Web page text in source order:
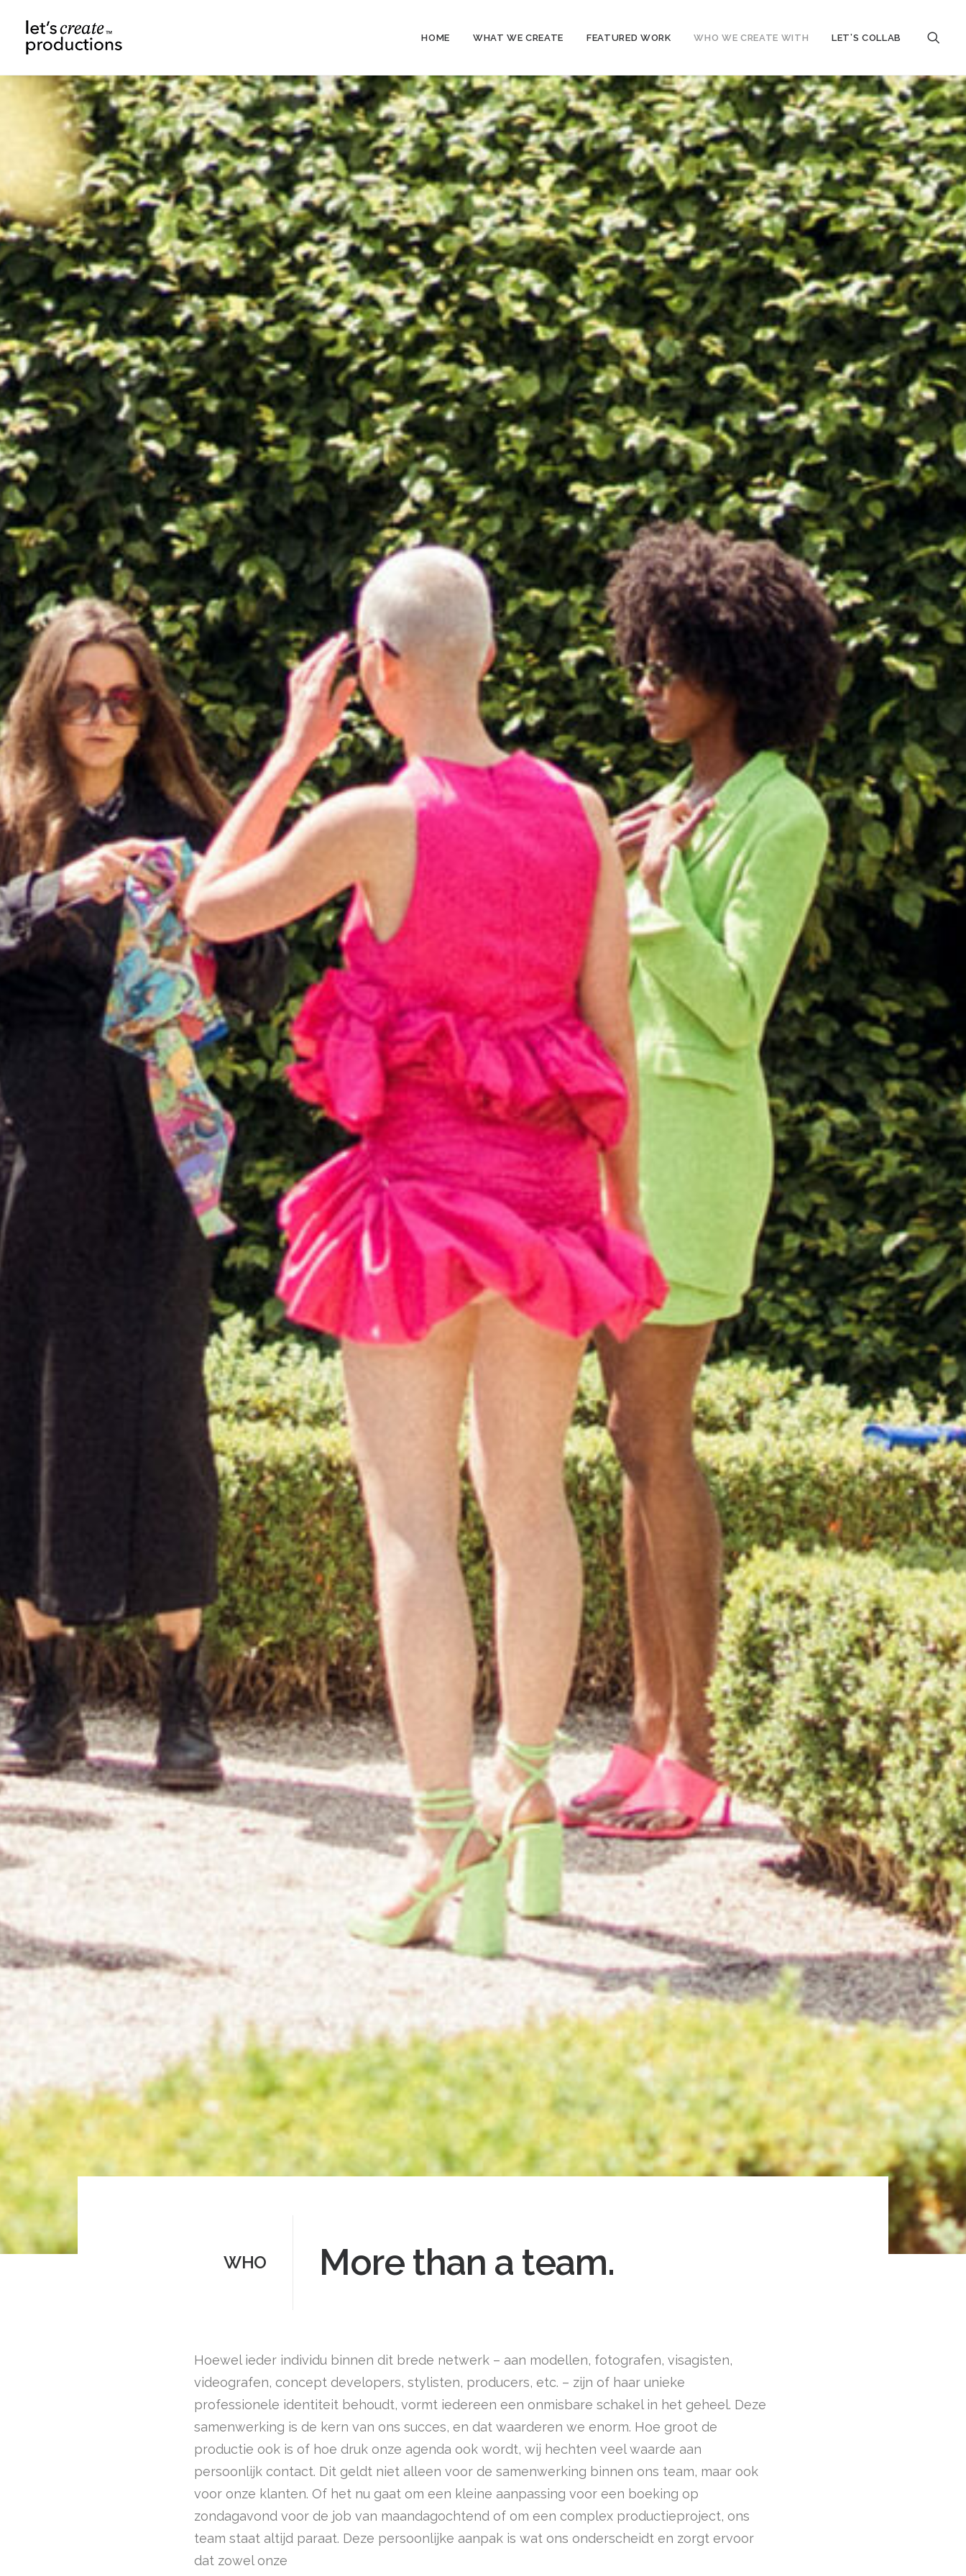
HOME WHAT WE CREATE FEATURED WORK WHO WE CREATE WITH LET’S COLLAB
WHO More than a team.
Hoewel ieder individu binnen dit brede netwerk – aan modellen, fotografen, visagisten,
videografen, concept developers, stylisten, producers, etc. – zijn of haar unieke
professionele identiteit behoudt, vormt iedereen een onmisbare schakel in het geheel. Deze
samenwerking is de kern van ons succes, en dat waarderen we enorm. Hoe groot de
productie ook is of hoe druk onze agenda ook wordt, wij hechten veel waarde aan
persoonlijk contact. Dit geldt niet alleen voor de samenwerking binnen ons team, maar ook
voor onze klanten. Of het nu gaat om een kleine aanpassing voor een boeking op
zondagavond voor de job van maandagochtend of om een complex productieproject, ons
team staat altijd paraat. Deze persoonlijke aanpak is wat ons onderscheidt en zorgt ervoor
dat zowel onze